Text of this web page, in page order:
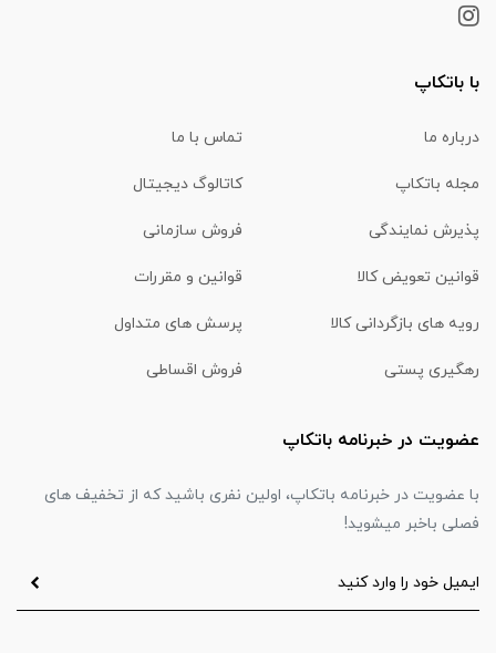
با باتکاپ
درباره ما تماس با ما
مجله باتکاپ کاتالوگ دیجیتال
پذیرش نمایندگی فروش سازمانی
قوانین تعویض کالا قوانین و مقررات
رویه های بازگردانی کالا پرسش های متداول
رهگیری پستی فروش اقساطی
عضویت در خبرنامه باتکاپ
با عضویت در خبرنامه باتکاپ، اولین نفری باشید که از تخفیف های
فصلی باخبر میشوید!